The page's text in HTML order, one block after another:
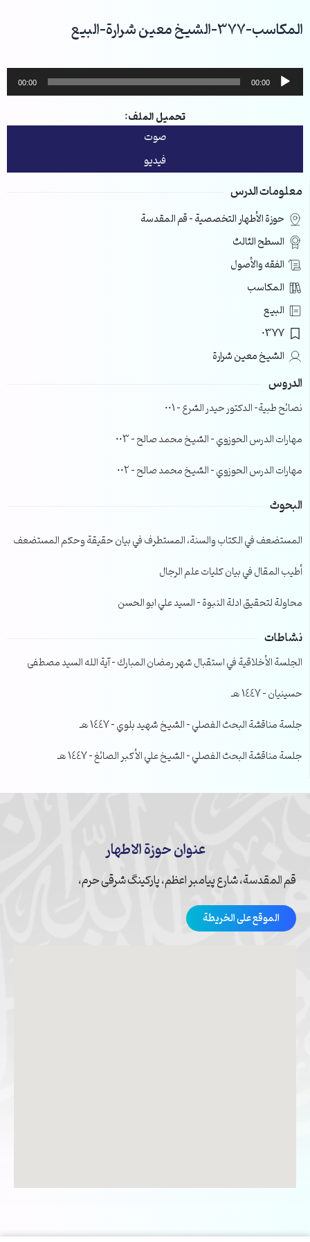
إلىالمكاسب-377-الشيخ معين شرارة-البيع
مشغل
الصوت
00:00
00:00
تحميل الملف:
صوت
فيديو
معلومات الدرس
حوزة الأطهار التخصصية – قم المقدسة
السطح الثالث
الفقه والأصول
المكاسب
البيع
0377
الشيخ معين شرارة
الدروس
نصائح طبية- الدكتور حيدر الشرع – 001
مهارات الدرس الحوزوي – الشيخ محمد صالح – 003
مهارات الدرس الحوزوي – الشيخ محمد صالح – 002
البحوث
المستضعف في الكتاب والسنة، المستطرف في بيان حقيقة وحكم المستضعف
أطيب المقال في بيان كليات علم الرجال
محاولة لتحقيق ادلة النبوة – السيد علي ابو الحسن
نشاطات
الجلسة الأخلاقية في استقبال شهر رمضان المبارك – آية الله السيد مصطفى
حسينيان – 1447 هـ
جلسة مناقشة البحث الفصلي – الشيخ شهيد بلوي – 1447 هـ
جلسة مناقشة البحث الفصلي – الشيخ علي الأكبر الصائغ – 1447 هـ
عنوان حوزة الاطهار
قم المقدسة، شارع پیامبر اعظم، پارکینگ شرقی حرم،
الموقع على الخريطة